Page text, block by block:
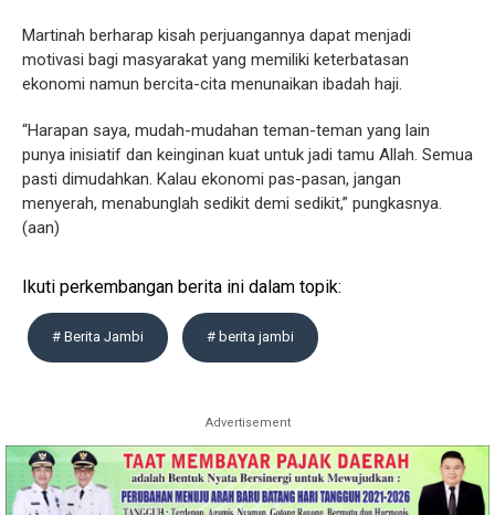
Martinah berharap kisah perjuangannya dapat menjadi
motivasi bagi masyarakat yang memiliki keterbatasan
ekonomi namun bercita-cita menunaikan ibadah haji.
“Harapan saya, mudah-mudahan teman-teman yang lain
punya inisiatif dan keinginan kuat untuk jadi tamu Allah. Semua
pasti dimudahkan. Kalau ekonomi pas-pasan, jangan
menyerah, menabunglah sedikit demi sedikit,” pungkasnya.
(aan)
Ikuti perkembangan berita ini dalam topik:
# Berita Jambi # berita jambi
Advertisement